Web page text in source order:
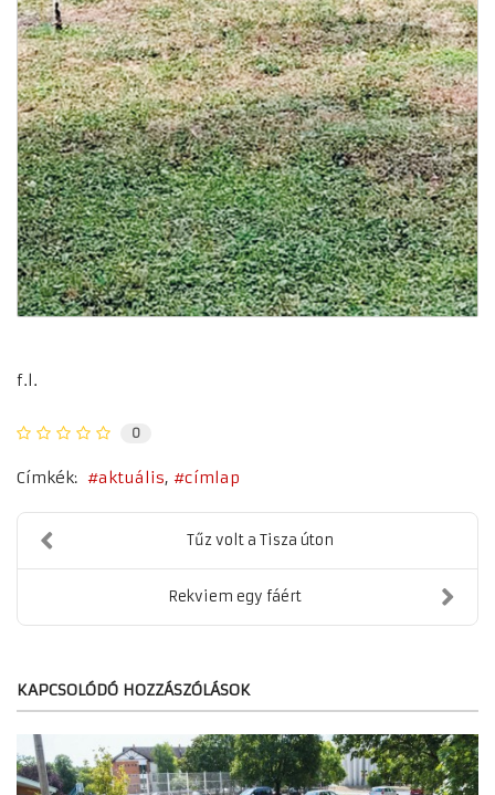
f.l.
0
Címkék: aktuális címlap
Tűz volt a Tisza úton
Rekviem egy fáért
KAPCSOLÓDÓ HOZZÁSZÓLÁSOK